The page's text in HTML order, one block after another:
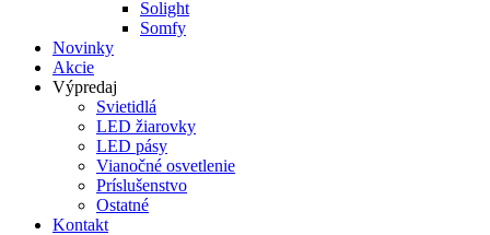
Solight
Somfy
Novinky
Akcie
Výpredaj
Svietidlá
LED žiarovky
LED pásy
Vianočné osvetlenie
Príslušenstvo
Ostatné
Kontakt